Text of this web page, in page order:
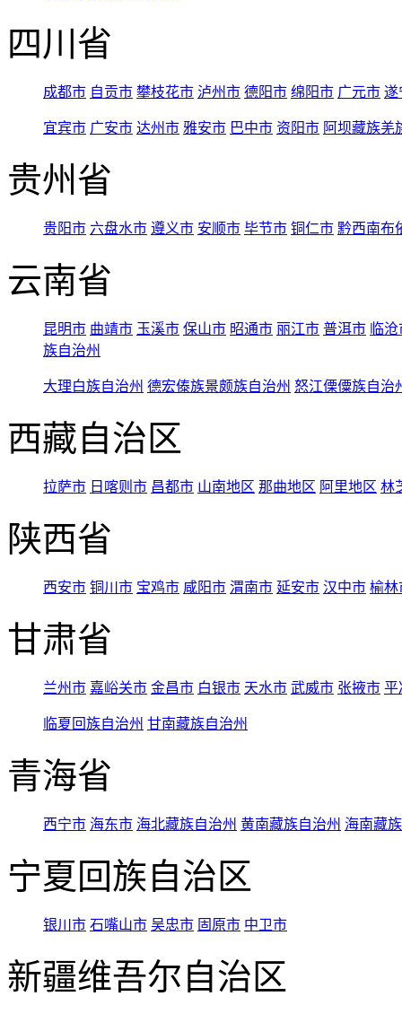
四川省
成都市 自贡市 攀枝花市 泸州市 德阳市 绵阳市 广元市 遂
宜宾市 广安市 达州市 雅安市 巴中市 资阳市 阿坝藏族羌
贵州省
贵阳市 六盘水市 遵义市 安顺市 毕节市 铜仁市 黔西南布
云南省
昆明市 曲靖市 玉溪市 保山市 昭通市 丽江市 普洱市 临
族自治州
大理白族自治州 德宏傣族景颇族自治州 怒江傈僳族自治
西藏自治区
拉萨市 日喀则市 昌都市 山南地区 那曲地区 阿里地区 林
陕西省
西安市 铜川市 宝鸡市 咸阳市 渭南市 延安市 汉中市 榆林
甘肃省
兰州市 嘉峪关市 金昌市 白银市 天水市 武威市 张掖市 平
临夏回族自治州 甘南藏族自治州
青海省
西宁市 海东市 海北藏族自治州 黄南藏族自治州 海南藏
宁夏回族自治区
银川市 石嘴山市 吴忠市 固原市 中卫市
新疆维吾尔自治区